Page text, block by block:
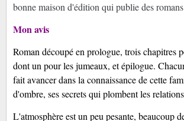
bonne maison d'édition qui publie des
Mon avis
Roman découpé en prologue, trois chapitres
dont un pour les jumeaux, et épilogue.
fait avancer dans la connaissance de cette
d'ombre, ses secrets qui plombent les
L'atmosphère est un peu pesante, beaucoup